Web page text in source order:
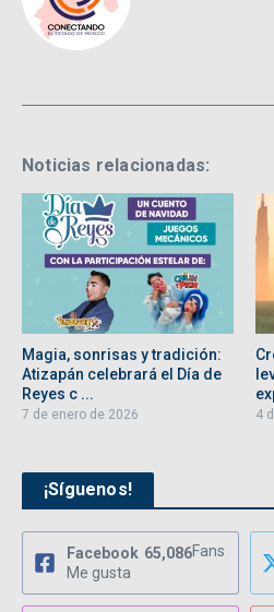
Noticias relacionadas:
Magia, sonrisas y tradición:
Atizapán celebrará el Día de
Reyes c ...
7 de enero de 2026 4
¡Síguenos!
Facebook 65,086Fans
Me gusta